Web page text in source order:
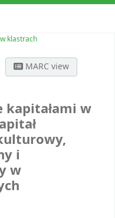
klastrach
MARC view
kapitałami w
i
w